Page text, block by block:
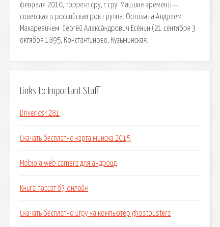
февраля 2010, торрент.сру, т.сру. Машина времени —
советская и российская рок-группа. Основана Андреем
Макаревичем. Серге́й Алекса́ндрович Есе́нин (21 сентября 3
октября 1895, Константиново, Кузьминская.
Links to Important Stuff
Driver cs4281
Скачать бесплатно карта минска 2015
Mobiola web camera для андроид
Книга пассат б3 онлайн
Скачать бесплатно игру на компьютер ghostbusters